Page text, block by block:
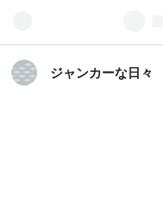
ジャンカーな日々